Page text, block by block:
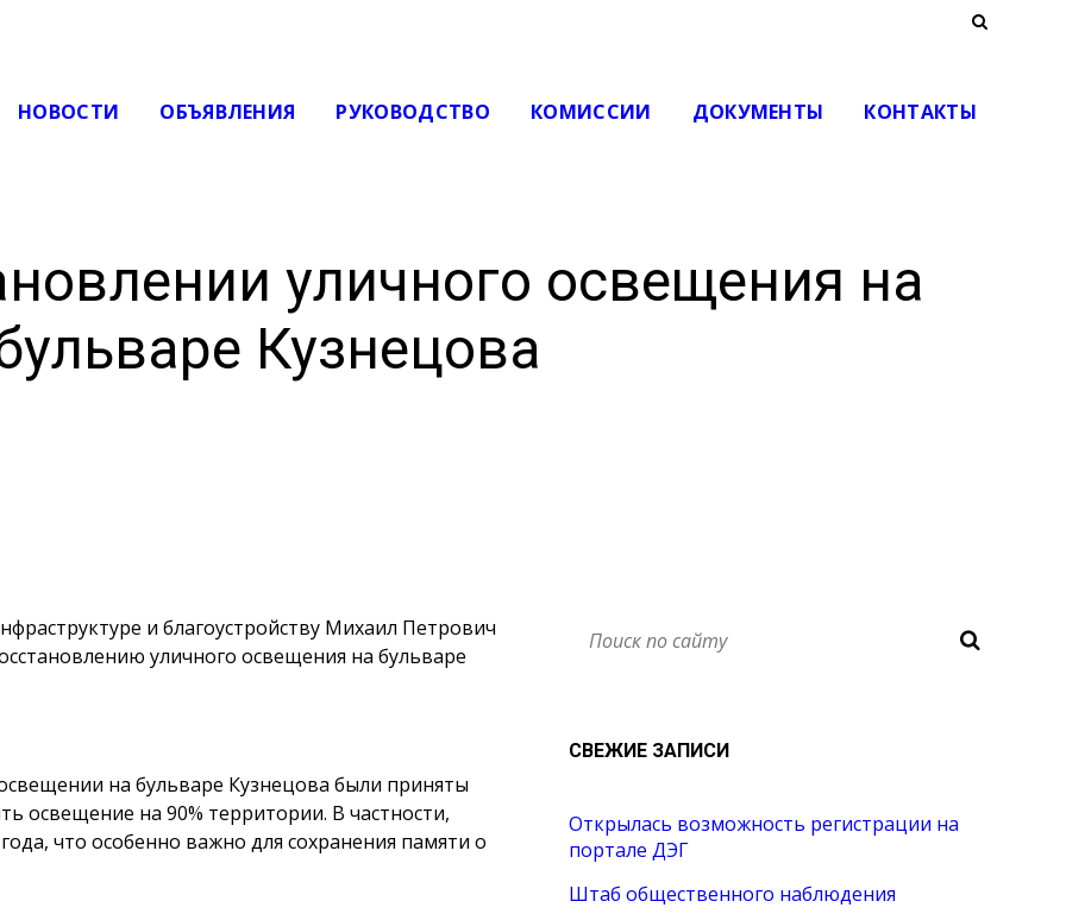
НОВОСТИ ОБЪЯВЛЕНИЯ РУКОВОДСТВО КОМИССИИ ДОКУМЕНТЫ КОНТАКТЫ
уличного освещения на
Кузнецова
и благоустройству Михаил Петрович
уличного освещения на бульваре
на бульваре Кузнецова были приняты
освещение на 90% территории. В частности,
что особенно важно для сохранения памяти о
СВЕЖИЕ ЗАПИСИ
Открылась возможность регистрации на
портале ДЭГ
Штаб общественного наблюдения